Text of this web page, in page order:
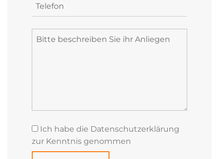
Ich habe die Datenschutzerklärung
zur Kenntnis genommen